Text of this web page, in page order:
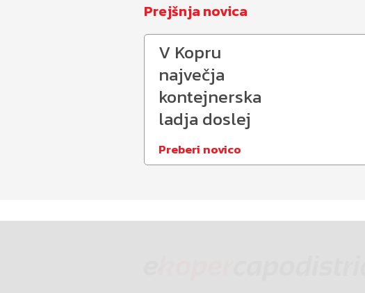
Prejšnja novica
V Kopru
največja
kontejnerska
ladja doslej
Preberi novico